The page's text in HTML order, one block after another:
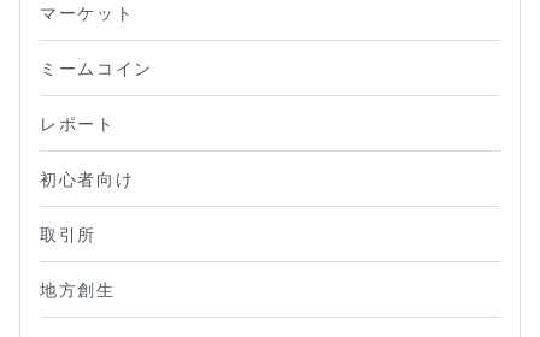
マーケット
ミームコイン
レポート
初心者向け
取引所
地方創生